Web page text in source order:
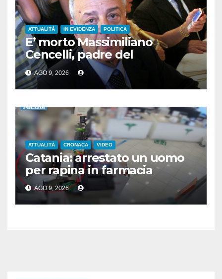
ATTUALITÀ IN EVIDENZA POLITICA
E’ morto Massimiliano
Cencelli, padre del
“manuale” omonimo
AGO 9, 2026
ATTUALITÀ CRONACA VIDEO
Catania: arrestato un uomo
per rapina in farmacia
AGO 9, 2026